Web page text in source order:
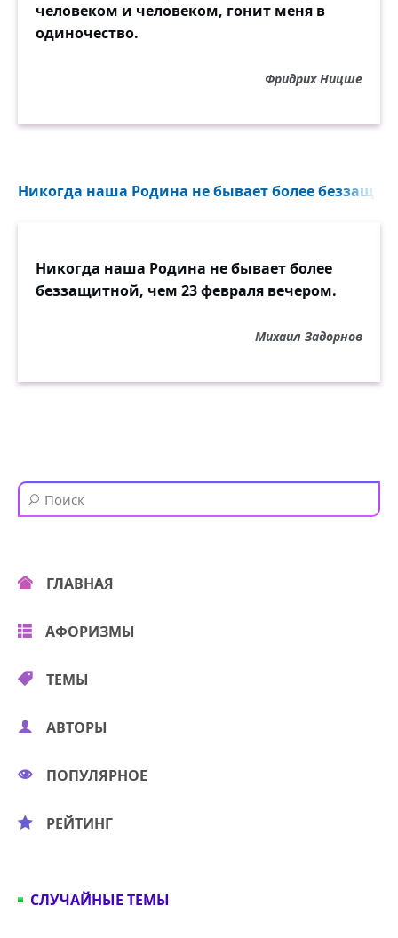
человеком и человеком, гонит меня в
одиночество.
Фридрих Ницше
Никогда наша Родина не бывает более
Никогда наша Родина не бывает более
беззащитной, чем 23 февраля вечером.
Михаил Задорнов
ГЛАВНАЯ
АФОРИЗМЫ
ТЕМЫ
АВТОРЫ
ПОПУЛЯРНОЕ
РЕЙТИНГ
СЛУЧАЙНЫЕ ТЕМЫ